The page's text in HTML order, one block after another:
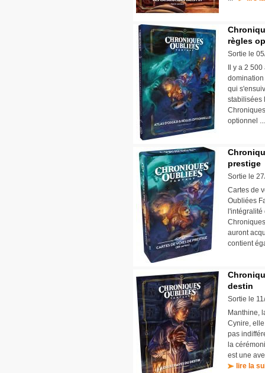
règles
Sortie le
Il y a 2
domination
qui
stabilisées
optionnel
prestige
Sortie le
Cartes de
Oubliées
auront
contient
destin
Sortie le
Manthine,
Cynire,
pas
la
est une
lire la